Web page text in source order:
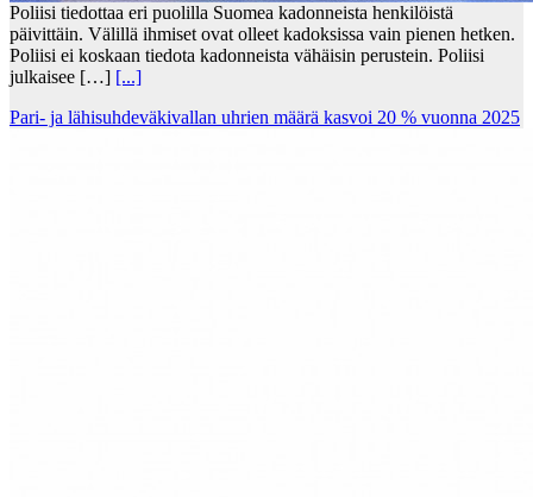
Poliisi tiedottaa eri puolilla Suomea kadonneista henkilöistä
päivittäin. Välillä ihmiset ovat olleet kadoksissa vain pienen hetken.
Poliisi ei koskaan tiedota kadonneista vähäisin perustein. Poliisi
julkaisee […] [...]
Pari- ja lähisuhdeväkivallan uhrien määrä kasvoi 20 % vuonna 2025